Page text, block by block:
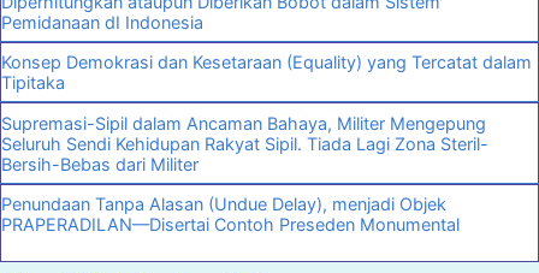
Pemidanaan dI Indonesia
Konsep Demokrasi dan Kesetaraan (Equality) yang Tercatat dalam
Tipitaka
Supremasi-Sipil dalam Ancaman Bahaya, Militer Mengepung
Seluruh Sendi Kehidupan Rakyat Sipil. Tiada Lagi Zona Steril-
Bersih-Bebas dari Militer
Penundaan Tanpa Alasan (Undue Delay), menjadi Objek
PRAPERADILAN—Disertai Contoh Preseden Monumental